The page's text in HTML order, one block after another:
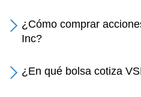
¿Cómo comprar
Inc?
¿En qué bolsa cotiza